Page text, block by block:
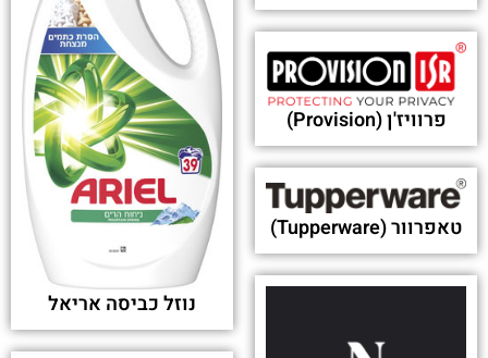
נוזל כביסה אריאל
פרוויז'ן (Provision)
טאפרוור (Tupperware)